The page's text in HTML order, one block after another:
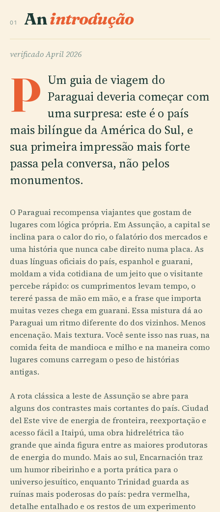
01 Anintrodução
verificadoApril 2026
P Um guia de viagem do
Paraguai deveria começar com
uma surpresa: este é o país
mais bilíngue da América do Sul, e
sua primeira impressão mais forte
passa pela conversa, não pelos
monumentos.
O Paraguai recompensa viajantes que gostam de
lugares com lógica própria. Em Assunção, a capital se
inclina para o calor do rio, o falatório dos mercados e
uma história que nunca cabe direito numa placa. As
duas línguas oficiais do país, espanhol e guarani,
moldam a vida cotidiana de um jeito que o visitante
percebe rápido: os cumprimentos levam tempo, o
tereré passa de mão em mão, e a frase que importa
muitas vezes chega em guarani. Essa mistura dá ao
Paraguai um ritmo diferente do dos vizinhos. Menos
encenação. Mais textura. Você sente isso nas ruas, na
comida feita de mandioca e milho e na maneira como
lugares comuns carregam o peso de histórias
antigas.
A rota clássica a leste de Assunção se abre para
alguns dos contrastes mais cortantes do país. Ciudad
del Este vive de energia de fronteira, reexportação e
acesso fácil a Itaipú, uma obra hidrelétrica tão
grande que ainda figura entre as maiores produtoras
de energia do mundo. Mais ao sul, Encarnación traz
um humor ribeirinho e a porta prática para o
universo jesuítico, enquanto Trinidad guarda as
ruínas mais poderosas do país: pedra vermelha,
detalhe entalhado e os restos de um experimento